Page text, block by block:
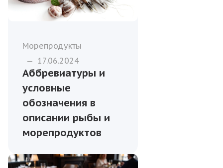
Морепродукты
— 17.06.2024
Аббревиатуры и
условные
обозначения в
описании рыбы и
морепродуктов